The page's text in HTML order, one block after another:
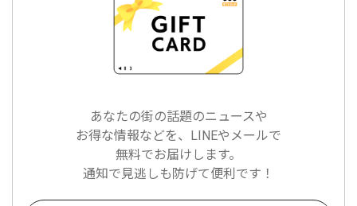
あなたの街の話題のニュースや
お得な情報などを、LINEやメールで
無料でお届けします。
通知で見逃しも防げて便利です！